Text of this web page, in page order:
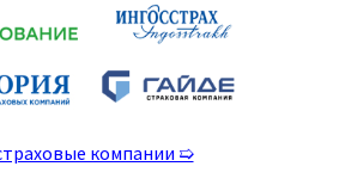
компании ➯